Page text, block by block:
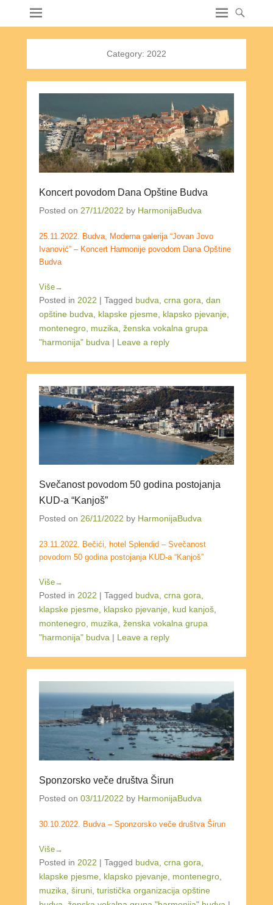
Category: 2022
Koncert povodom Dana Opštine Budva
Posted on 27/11/2022 by HarmonijaBudva
25.11.2022. Budva, Moderna galerija “Jovan Jovo
Ivanović” – Koncert Harmonije povodom Dana Opštine
Budva
Više→
Posted in 2022 | Tagged budva crna gora dan
opštine budva
klapske pjesme klapsko pjevanje
montenegro muzika ženska vokalna grupa
"harmonija" budva | Leave a reply
Svečanost povodom 50 godina postojanja
KUD-a “Kanjoš”
Posted on 26/11/2022 by HarmonijaBudva
23.11.2022. Bečići, hotel Splendid – Svečanost
povodom 50 godina postojanja KUD-a “Kanjoš”
Više→
Posted in 2022 | Tagged budva crna gora
klapske pjesme klapsko pjevanje kud kanjoš
montenegro muzika ženska vokalna grupa
"harmonija" budva | Leave a reply
Sponzorsko veče društva Širun
Posted on 03/11/2022 by HarmonijaBudva
30.10.2022. Budva – Sponzorsko veče društva Širun
Više→
Posted in 2022 | Tagged budva crna gora
klapske pjesme klapsko pjevanje montenegro
muzika širuni turistička organizacija opštine